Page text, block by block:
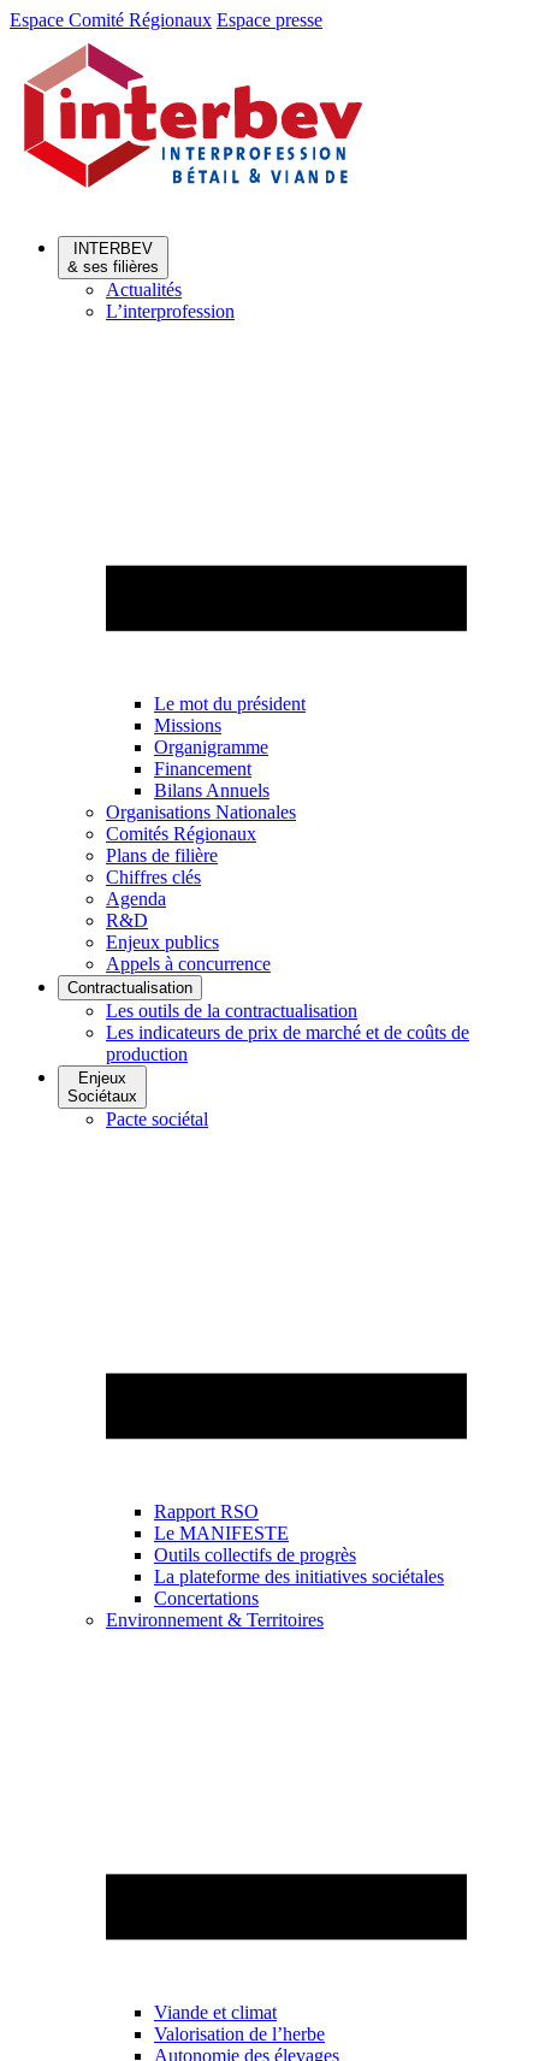
Aller
Aller
contenu
Espace Comité Régionaux Espace presse
INTERBEV
& ses filières
Actualités
L’interprofession
Le mot du président
Missions
Organigramme
Financement
Bilans Annuels
Organisations Nationales
Comités Régionaux
Plans de filière
Chiffres clés
Agenda
R&D
Enjeux publics
Appels à concurrence
Contractualisation
Les outils de la contractualisation
Les indicateurs de prix de marché et de coûts de
production
Enjeux
Sociétaux
Pacte sociétal
Rapport RSO
Le MANIFESTE
Outils collectifs de progrès
La plateforme des initiatives sociétales
Concertations
Environnement & Territoires
Viande et climat
Valorisation de l’herbe
Autonomie des élevages